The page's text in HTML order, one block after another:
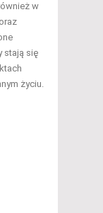
w
stają się
życiu.